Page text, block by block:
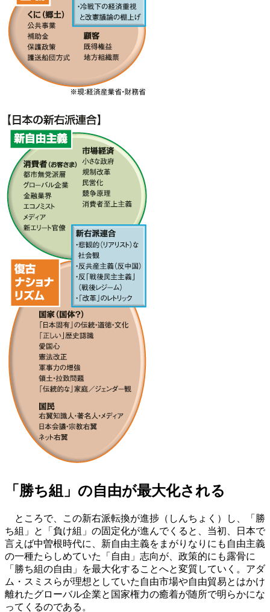
「勝ち組」の自由が最大化される
ところで、この新右派転換が進捗（しんちょく）し、「勝
ち組」と「負け組」の固定化が進んでくると、当初、日本で
言えば中曽根時代に、新自由主義をまがりなりにも自由主義
の一種たらしめていた「自由」志向が、政策的にも露骨に
「勝ち組の自由」を最大化することへと変質していく。 アダ
ム・スミス らが理想としていた自由市場や自由貿易とはかけ
離れたグローバル企業と国家権力の癒着が随所で明らかにな
ってくるのである。